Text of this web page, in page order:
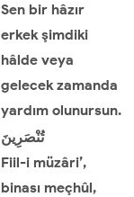
Sen bir hâzır
erkek şimdiki
hâlde veya
gelecek zamanda
yardım olunursun.
تُنْصَرِينَ
Fiil-i müzâri’,
binası meçhûl,